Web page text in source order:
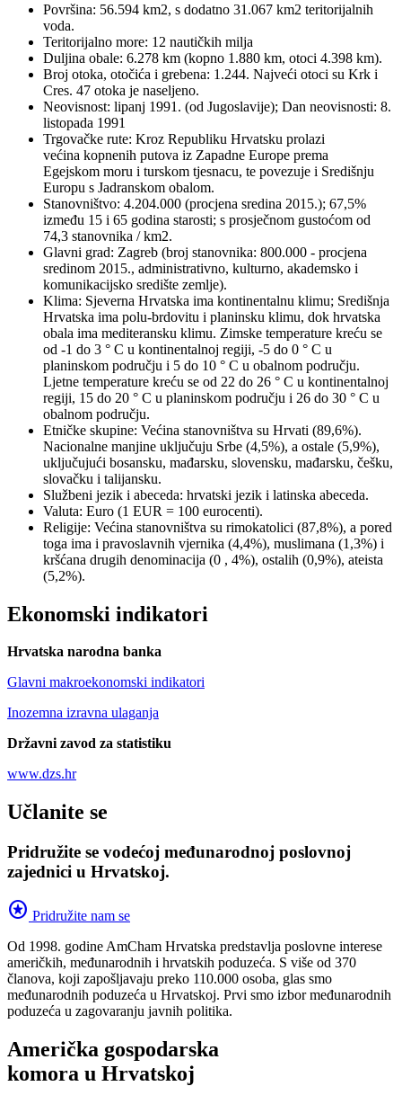
Površina: 56.594 km2, s dodatno 31.067 km2 teritorijalnih
voda.
Teritorijalno more: 12 nautičkih milja
Duljina obale: 6.278 km (kopno 1.880 km, otoci 4.398 km).
Broj otoka, otočića i grebena: 1.244. Najveći otoci su Krk i
Cres. 47 otoka je naseljeno.
Neovisnost: lipanj 1991. (od Jugoslavije); Dan neovisnosti: 8.
listopada 1991
Trgovačke rute: Kroz Republiku Hrvatsku prolazi
većina kopnenih putova iz Zapadne Europe prema
Egejskom moru i turskom tjesnacu, te povezuje i Središnju
Europu s Jadranskom obalom.
Stanovništvo: 4.204.000 (procjena sredina 2015.); 67,5%
između 15 i 65 godina starosti; s prosječnom gustoćom od
74,3 stanovnika / km2.
Glavni grad: Zagreb (broj stanovnika: 800.000 - procjena
sredinom 2015., administrativno, kulturno, akademsko i
komunikacijsko središte zemlje).
Klima: Sjeverna Hrvatska ima kontinentalnu klimu; Središnja
Hrvatska ima polu-brdovitu i planinsku klimu, dok hrvatska
obala ima mediteransku klimu. Zimske temperature kreću se
od -1 do 3 ° C u kontinentalnoj regiji, -5 do 0 ° C u
planinskom području i 5 do 10 ° C u obalnom području.
Ljetne temperature kreću se od 22 do 26 ° C u kontinentalnoj
regiji, 15 do 20 ° C u planinskom području i 26 do 30 ° C u
obalnom području.
Etničke skupine: Većina stanovništva su Hrvati (89,6%).
Nacionalne manjine uključuju Srbe (4,5%), a ostale (5,9%),
uključujući bosansku, mađarsku, slovensku, mađarsku, češku,
slovačku i talijansku.
Službeni jezik i abeceda: hrvatski jezik i latinska abeceda.
Valuta: Euro (1 EUR = 100 eurocenti).
Religije: Većina stanovništva su rimokatolici (87,8%), a pored
toga ima i pravoslavnih vjernika (4,4%), muslimana (1,3%) i
kršćana drugih denominacija (0 , 4%), ostalih (0,9%), ateista
(5,2%).
Ekonomski indikatori
Hrvatska narodna banka
Glavni makroekonomski indikatori
Inozemna izravna ulaganja
Državni zavod za statistiku
www.dzs.hr
Učlanite se
Pridružite se vodećoj međunarodnoj poslovnoj
zajednici u Hrvatskoj.
stars Pridružite nam se
Od 1998. godine AmCham Hrvatska predstavlja poslovne interese
američkih, međunarodnih i hrvatskih poduzeća. S više od 370
članova, koji zapošljavaju preko 110.000 osoba, glas smo
međunarodnih poduzeća u Hrvatskoj. Prvi smo izbor međunarodnih
poduzeća u zagovaranju javnih politika.
Američka gospodarska
komora u Hrvatskoj